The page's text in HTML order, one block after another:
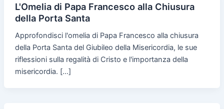
L'Omelia di Papa Francesco alla Chiusura
della Porta Santa
Approfondisci l'omelia di Papa Francesco alla chiusura
della Porta Santa del Giubileo della Misericordia, le sue
riflessioni sulla regalità di Cristo e l'importanza della
misericordia. […]